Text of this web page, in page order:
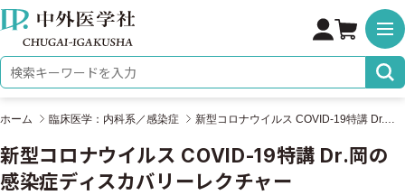
株式会社 中外医学社
検索キーワード
ホーム 臨床医学：内科系／感染症
新型コロナウイルス COVID-19特講 Dr.岡の
感染症ディスカバリーレクチャー